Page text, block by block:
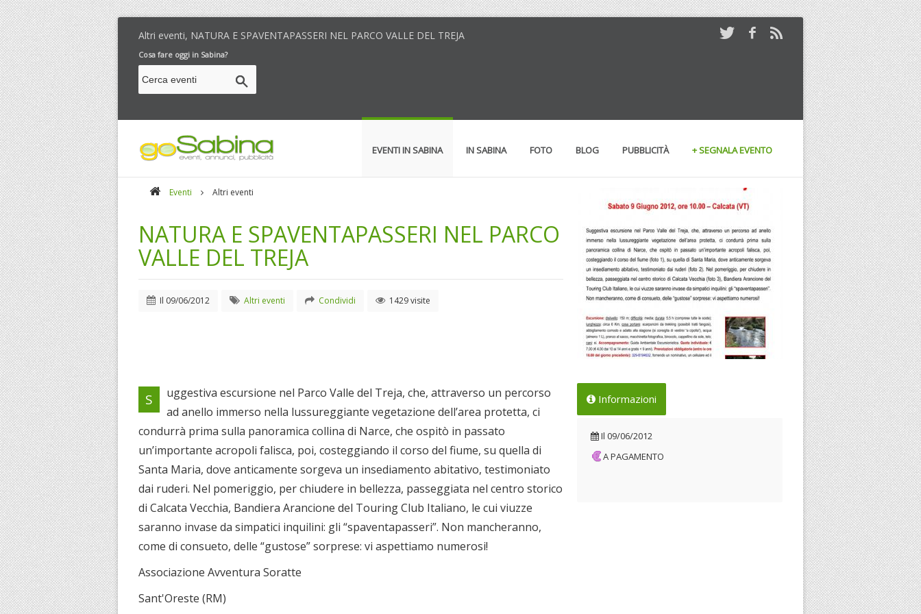
Altri eventi, NATURA E SPAVENTAPASSERI NEL PARCO VALLE DEL TREJA
Cosa fare oggi in Sabina?
EVENTI IN SABINA IN SABINA FOTO BLOG PUBBLICITÀ + SEGNALA EVENTO
Eventi Altri eventi
NATURA E SPAVENTAPASSERI NEL PARCO
VALLE DEL TREJA
Il 09/06/2012 Altri eventi Condividi 1429 visite
Locandina evento
Il 09/06/2012
S
uggestiva escursione nel Parco Valle del Treja, che, attraverso un percorso
ad anello immerso nella lussureggiante vegetazione dell’area protetta, ci
condurrà prima sulla panoramica collina di Narce, che ospitò in passato
un’importante acropoli falisca, poi, costeggiando il corso del fiume, su quella di
Santa Maria, dove anticamente sorgeva un insediamento abitativo, testimoniato
dai ruderi. Nel pomeriggio, per chiudere in bellezza, passeggiata nel centro storico
di Calcata Vecchia, Bandiera Arancione del Touring Club Italiano, le cui viuzze
saranno invase da simpatici inquilini: gli “spaventapasseri”. Non mancheranno,
come di consueto, delle “gustose” sorprese: vi aspettiamo numerosi!
Associazione Avventura Soratte
Sant'Oreste (RM)
Informazioni
Il 09/06/2012
A PAGAMENTO